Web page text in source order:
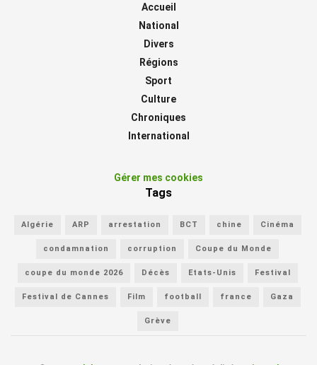
Accueil
National
Divers
Régions
Sport
Culture
Chroniques
International
Gérer mes cookies
Tags
Algérie ARP arrestation BCT chine Cinéma
condamnation corruption Coupe du Monde
coupe du monde 2026 Décès Etats-Unis Festival
Festival de Cannes Film football france Gaza
Grève